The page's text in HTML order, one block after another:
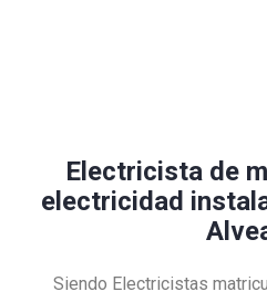
Electricista de
electricidad
Siendo Electricistas